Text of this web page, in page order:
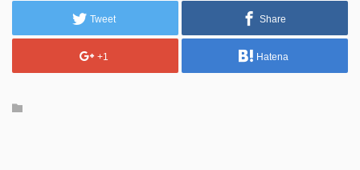
Tweet Share
+1 Hatena